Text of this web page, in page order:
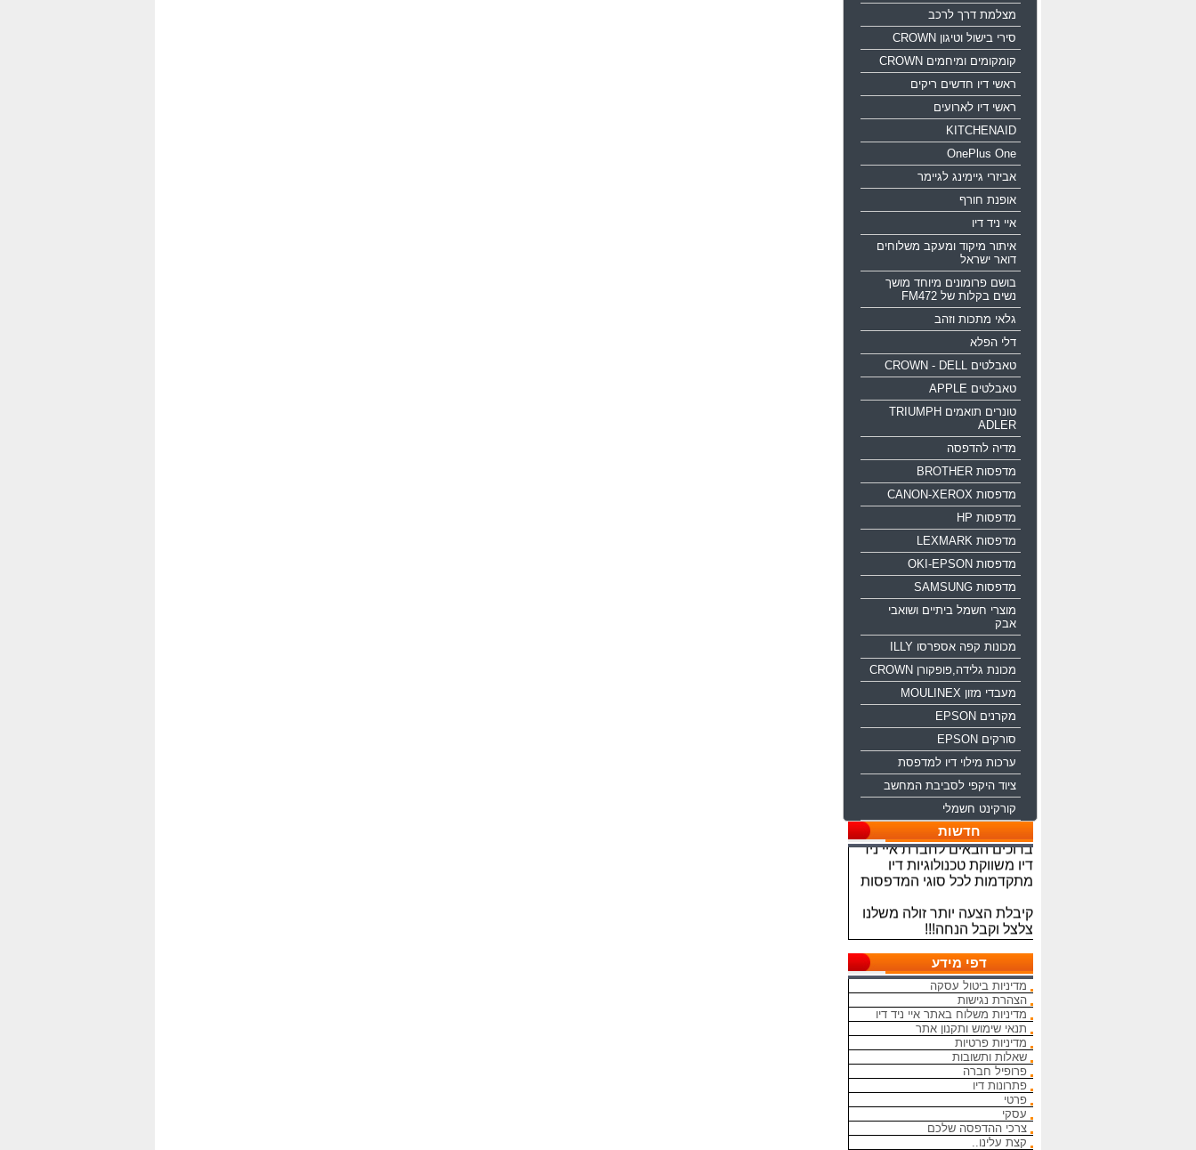
מצלמת דרך לרכב
סירי בישול וטיגון CROWN
קומקומים ומיחמים CROWN
ראשי דיו חדשים ריקים
ראשי דיו לארועים
KITCHENAID
OnePlus One
אביזרי גיימינג לגיימר
אופנת חורף
איי ניד דיו
איתור מיקוד ומעקב משלוחים
דואר ישראל
בושם פרומונים מיוחד מושך
נשים בקלות של FM472
גלאי מתכות וזהב
דלי הפלא
טאבלטים CROWN - DELL
טאבלטים APPLE
טונרים תואמים TRIUMPH
ADLER
מדיה להדפסה
מדפסות BROTHER
מדפסות CANON-XEROX
מדפסות HP
מדפסות LEXMARK
מדפסות OKI-EPSON
מדפסות SAMSUNG
מוצרי חשמל ביתיים ושואבי
אבק
מכונות קפה אספרסו ILLY
מכונת גלידה,פופקורן CROWN
מעבדי מזון MOULINEX
מקרנים EPSON
סורקים EPSON
ערכות מילוי דיו למדפסת
ציוד היקפי לסביבת המחשב
קורקינט חשמלי
חדשות
ברוכים הבאים לחברת איי ניד
דיו משווקת טכנולוגיות דיו
מתקדמות לכל סוגי המדפסות
צלצל וקבל הנחה!!!
מתחייבים להיות הכי זולים
בארץ בראשי הדיו והטונרים
התואמים, יש אפשרות למשלוח
מהיום להיום
המחירים באתר אינם סופיים,יש
הנחה על קניה כמותית פרטים
במרכז ההזמנות
מאמינים אך ורק ביחס אישי
הוגן ובהקשבה
ללקוחות.בזכותכם הצלחתנו
דפי מידע
מדיניות ביטול עסקה
הצהרת נגישות
מדיניות משלוח באתר איי ניד דיו
תנאי שימוש ותקנון אתר
מדיניות פרטיות
שאלות ותשובות
פרופיל חברה
פתרונות דיו
פרטי
עסקי
צרכי ההדפסה שלכם
קצת עלינו..